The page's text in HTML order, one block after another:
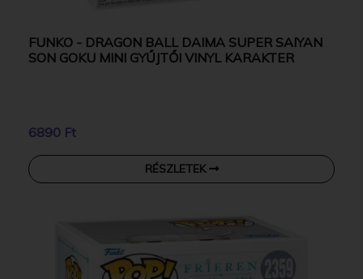
FUNKO - DRAGON BALL DAIMA SUPER SAIYAN
SON GOKU MINI GYŰJTŐI VINYL KARAKTER
6890 Ft
RÉSZLETEK